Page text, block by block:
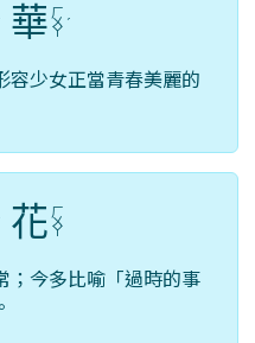
華 ㄏ
ㄨ
ㄚ
ˊ
容少女正當青春美麗的
花 ㄏ
ㄨ
ㄚ
；今多比喻「過時的事